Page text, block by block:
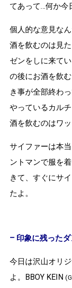
てあって…何か今
個人的な意見な
酒を飲むのは見
ゼンをしに来て
の後にお酒を飲
き事が全部終わ
やっているカル
酒を飲むのはワッ
サイファーは本
ントマンで服を
きて、すぐにサ
たよ。
– 印象に残った
今日は沢山オリ
よ。 BBOY KEIN